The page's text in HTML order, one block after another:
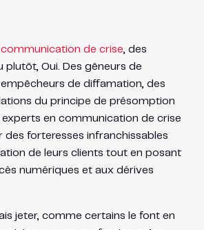
de crise , des
plutôt, Oui. Des gêneurs de
de diffamation, des
du principe de présomption
experts en communication de crise
des forteresses infranchissables
de leurs clients tout en posant
numériques et aux dérives
jeter, comme certains le font en